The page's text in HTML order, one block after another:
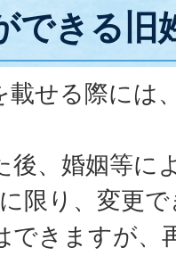
できる旧
載せる際には
後、婚姻等
限り、変更
できますが